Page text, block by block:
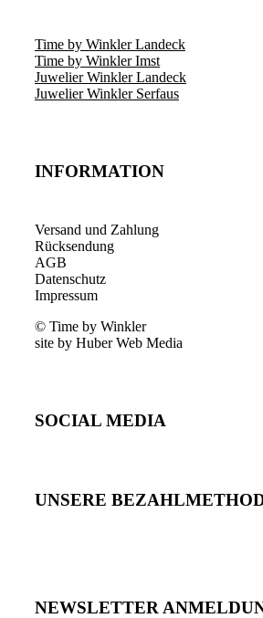
Time by Winkler Landeck
Time by Winkler Imst
Juwelier Winkler Landeck
Juwelier Winkler Serfaus
INFORMATION
Versand und Zahlung
Rücksendung
AGB
Datenschutz
Impressum
© Time by Winkler
site by Huber Web Media
SOCIAL MEDIA
UNSERE
NEWSLETTER